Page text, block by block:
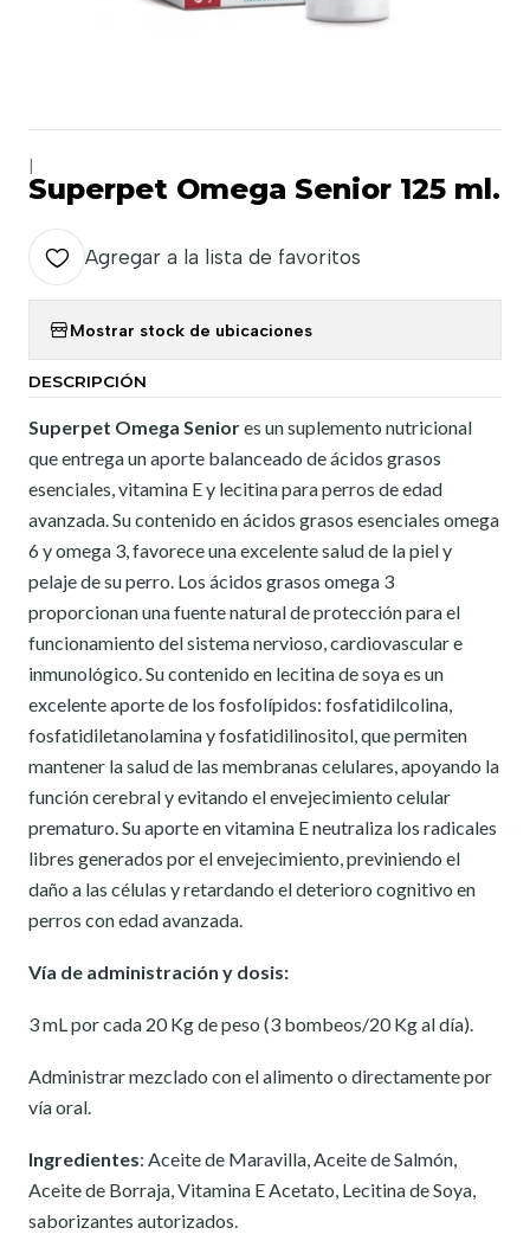
Superpet Omega Senior 125 ml.
Agregar a la lista de favoritos
Mostrar stock de ubicaciones
DESCRIPCIÓN
Superpet Omega Seniores un suplemento nutricional
que entrega un aporte balanceado de ácidos grasos
esenciales, vitamina E y lecitina para perros de edad
avanzada. Su contenido en ácidos grasos esenciales omega
6 y omega 3, favorece una excelente salud de la piel y
pelaje de su perro. Los ácidos grasos omega 3
proporcionan una fuente natural de protección para el
funcionamiento del sistema nervioso, cardiovascular e
inmunológico. Su contenido en lecitina de soya es un
excelente aporte de los fosfolípidos: fosfatidilcolina,
fosfatidiletanolamina y fosfatidilinositol, que permiten
mantener la salud de las membranas celulares, apoyando la
función cerebral y evitando el envejecimiento celular
prematuro. Su aporte en vitamina E neutraliza los radicales
libres generados por el envejecimiento, previniendo el
daño a las células y retardando el deterioro cognitivo en
perros con edad avanzada.
Vía de administración y dosis:
3 mL por cada 20 Kg de peso (3 bombeos/20 Kg al día).
Administrar mezclado con el alimento o directamente por
vía oral.
Ingredientes: Aceite de Maravilla, Aceite de Salmón,
Aceite de Borraja, Vitamina E Acetato, Lecitina de Soya,
saborizantes autorizados.